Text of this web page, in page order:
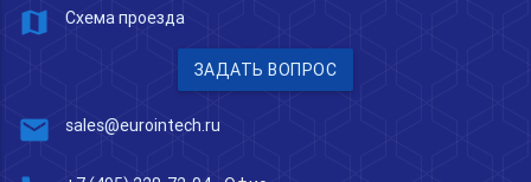
map Схема проезда
ЗАДАТЬ ВОПРОС
mail sales@eurointech.ru